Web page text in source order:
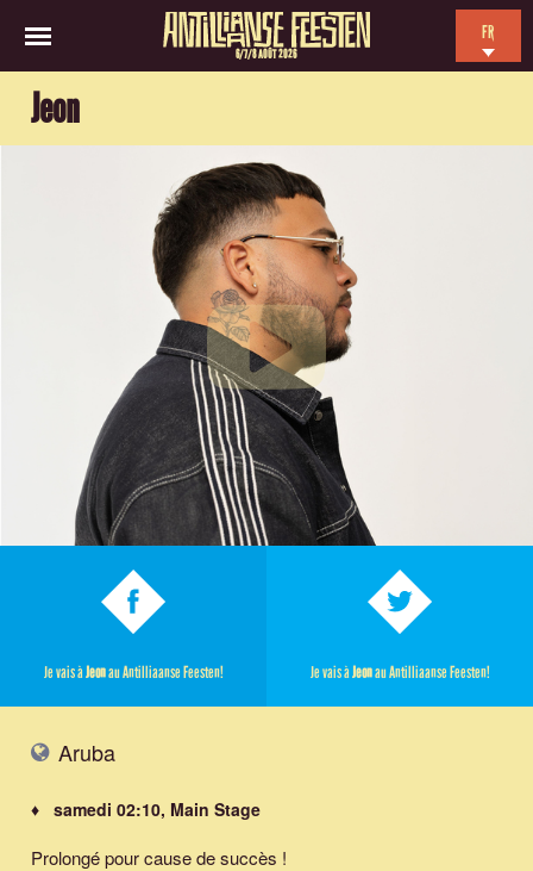
6/7/8 AOÛT 2026
FR
Jeon
Je vais àJeonau Antilliaanse Feesten! Je vais àJeonau Antilliaanse Feesten!
Aruba
♦ samedi 02:10, Main Stage
Prolongé pour cause de succès !